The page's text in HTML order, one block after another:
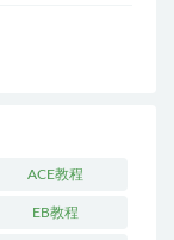
ACE教程
EB教程